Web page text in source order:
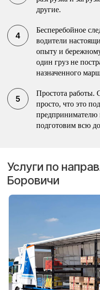
другие.
Бесперебойное
водители
опыту и
один груз не
назначенного
Простота работы.
просто, что это
подготовим всю
Услуги по
Боровичи